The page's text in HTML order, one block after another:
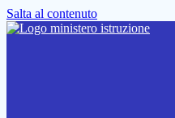
Salta al contenuto